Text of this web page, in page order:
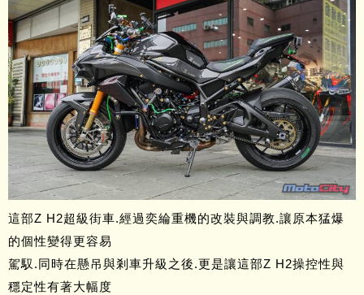
這部Z H2超級街車.經過奕綸重機的改裝與調教.讓原本猛爆
的個性變得更容易
駕馭.同時在懸吊與剎車升級之後.更是讓這部Z H2操控性與
穩定性有著大幅度